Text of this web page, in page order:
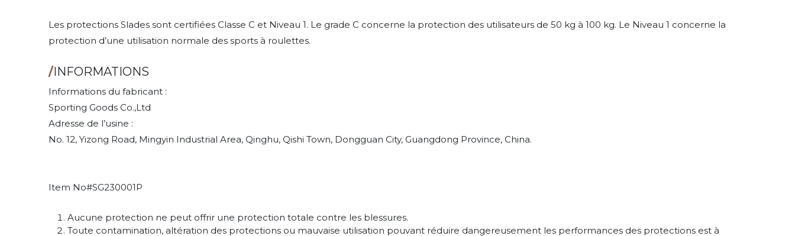
Les protections Slades sont certifiées Classe C et Niveau 1. Le grade C concerne la protection des utilisateurs de 50 kg à 100 kg. Le Niveau 1 concerne la
protection d’une utilisation normale des sports à roulettes.
/INFORMATIONS
Informations du fabricant :
Sporting Goods Co.,Ltd
Adresse de l’usine :
No. 12, Yizong Road, Mingyin Industrial Area, Qinghu, Qishi Town, Dongguan City, Guangdong Province, China.
Item No#SG230001P
Aucune protection ne peut offrir une protection totale contre les blessures.
Toute contamination, altération des protections ou mauvaise utilisation pouvant réduire dangereusement les performances des protections est à